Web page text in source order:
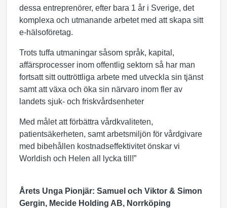
dessa entreprenörer, efter bara 1 år i Sverige, det
komplexa och utmanande arbetet med att skapa sitt
e-hälsoföretag.
Trots tuffa utmaningar såsom språk, kapital,
affärsprocesser inom offentlig sektorn så har man
fortsatt sitt outtröttliga arbete med utveckla sin tjänst
samt att växa och öka sin närvaro inom fler av
landets sjuk- och friskvårdsenheter
Med målet att förbättra vårdkvaliteten,
patientsäkerheten, samt arbetsmiljön för vårdgivare
med bibehållen kostnadseffektivitet önskar vi
Worldish och Helen all lycka till!”
Årets Unga Pionjär: Samuel och Viktor & Simon
Gergin, Mecide Holding AB, Norrköping